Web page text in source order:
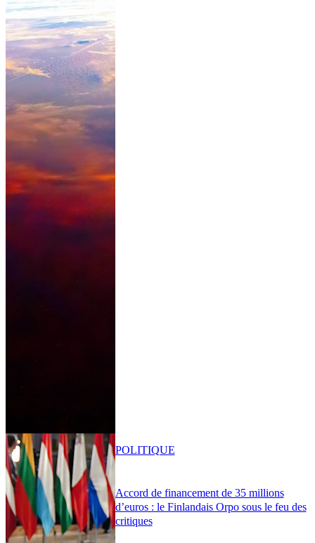
Accord de financement de 35 millions
d’euros : le Finlandais Orpo sous le feu des
critiques
POLITIQUE